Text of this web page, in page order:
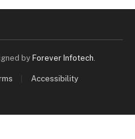
by Forever Infotech.
Accessibility